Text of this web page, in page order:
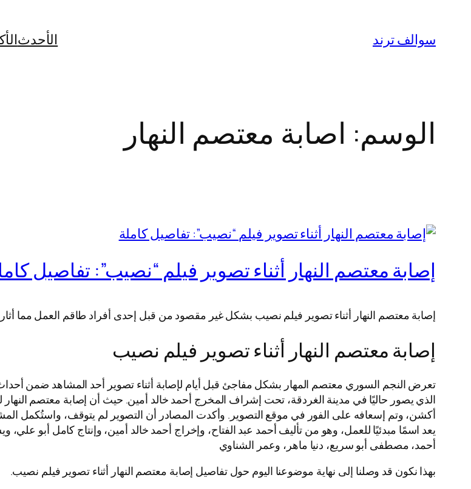
المحتوى
سوالف ترند الأحدث
الوسم: اصابة معتصم النهار
إصابة معتصم النهار أثناء تصوير فيلم “نصيب”: تفاصيل
إصابة معتصم النهار أثناء تصوير فيلم نصيب بشكل غير مقصود من قبل إحدى أفراد طاقم العمل مما
إصابة معتصم النهار أثناء تصوير فيلم نصيب
تعرض النجم السوري معتصم المهار بشكل مفاجئ قبل أيام لإصابة أثناء تصوير أحد المشاهد ضمن
الذي يصور حاليًا في مدينة الغردقة، تحت إشراف المخرج أحمد خالد أمين. حيث أن إصابة معتصم
أكشن، وتم إسعافه على الفور في موقع التصوير. وأكدت المصادر أن التصوير لم يتوقف، واستُكمل
يعد اسمًا مبدئيًا للعمل، وهو من تأليف أحمد عبد الفتاح، وإخراج أحمد خالد أمين، وإنتاج كامل أبو
أحمد، مصطفى أبو سريع، دنيا ماهر، وعمر الشناوي
بهذا نكون قد وصلنا إلى نهاية موضوعنا اليوم حول تفاصيل إصابة معتصم النهار أثناء تصوير فيلم نصيب.